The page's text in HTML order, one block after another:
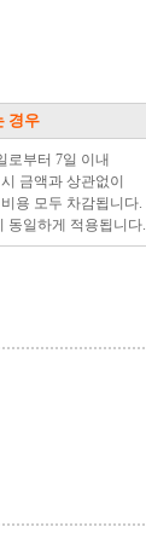
경우
로부터 7일 이내
금액과 상관없이
용 모두 차감됩니다.
동일하게 적용됩니다.